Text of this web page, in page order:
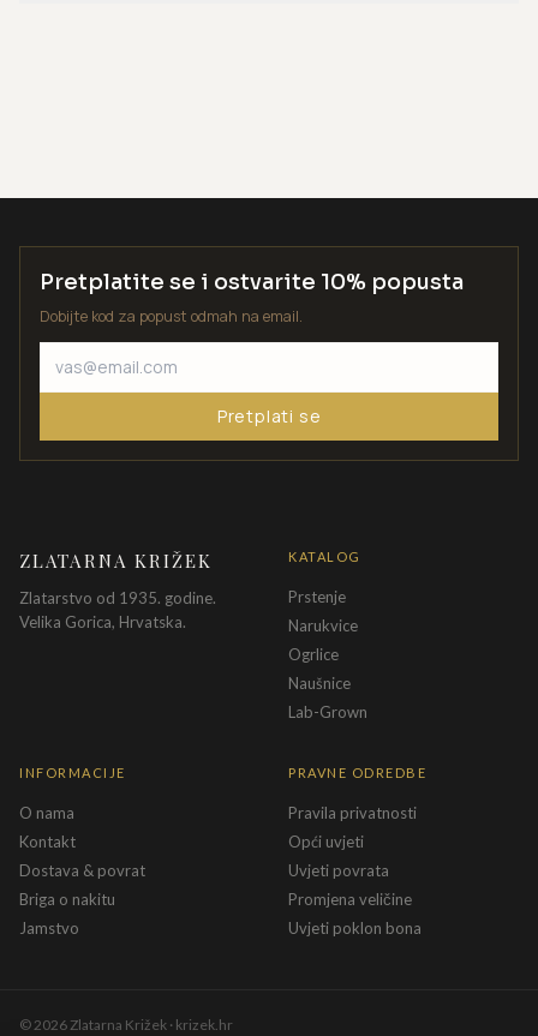
Pretplatite se i ostvarite 10% popusta
Dobijte kod za popust odmah na email.
Pretplati se
ZLATARNA KRIŽEK
Zlatarstvo od 1935. godine.
Velika Gorica, Hrvatska.
KATALOG
Prstenje
Narukvice
Ogrlice
Naušnice
Lab-Grown
INFORMACIJE
O nama
Kontakt
Dostava & povrat
Briga o nakitu
Jamstvo
PRAVNE ODREDBE
Pravila privatnosti
Opći uvjeti
Uvjeti povrata
Promjena veličine
Uvjeti poklon bona
©2026Zlatarna Križek · krizek.hr